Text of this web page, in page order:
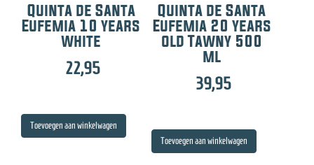
Quinta de Santa
Eufemia 10 years
white
22,95
Toevoegen aan winkelwagen
Quinta de Santa
Eufemia 20 years
old Tawny 500
ml
39,95
Toevoegen aan winkelwagen